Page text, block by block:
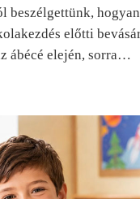
beszélgettünk,
előtti
ábécé elején, sorra…